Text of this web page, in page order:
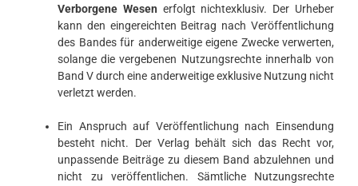
Verborgene Wesen erfolgt nichtexklusiv. Der Urheber
kann den eingereichten Beitrag nach Veröffentlichung
des Bandes für anderweitige eigene Zwecke verwerten,
solange die vergebenen Nutzungsrechte innerhalb von
Band V durch eine anderweitige exklusive Nutzung nicht
verletzt werden.
Ein Anspruch auf Veröffentlichung nach Einsendung
besteht nicht. Der Verlag behält sich das Recht vor,
unpassende Beiträge zu diesem Band abzulehnen und
nicht zu veröffentlichen. Sämtliche Nutzungsrechte